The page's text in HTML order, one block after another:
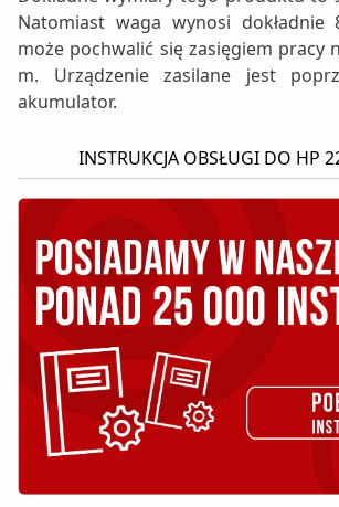
Natomiast waga wynosi
może pochwalić się zasięgiem pracy
m. Urządzenie zasilane jest
akumulator.
INSTRUKCJA OBSŁUGI DO HP